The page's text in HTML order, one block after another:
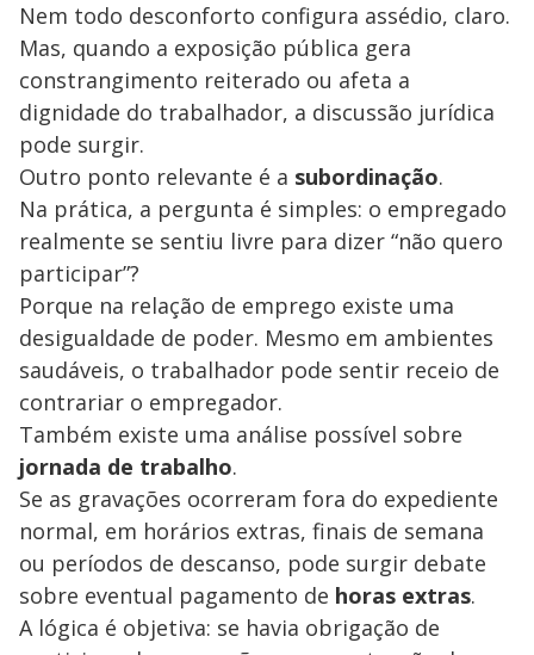
Nem todo desconforto configura assédio, claro.
Mas, quando a exposição pública gera
constrangimento reiterado ou afeta a
dignidade do trabalhador, a discussão jurídica
pode surgir.
Outro ponto relevante é a subordinação.
Na prática, a pergunta é simples: o empregado
realmente se sentiu livre para dizer “não quero
participar”?
Porque na relação de emprego existe uma
desigualdade de poder. Mesmo em ambientes
saudáveis, o trabalhador pode sentir receio de
contrariar o empregador.
Também existe uma análise possível sobre
jornada de trabalho.
Se as gravações ocorreram fora do expediente
normal, em horários extras, finais de semana
ou períodos de descanso, pode surgir debate
sobre eventual pagamento de horas extras.
A lógica é objetiva: se havia obrigação de